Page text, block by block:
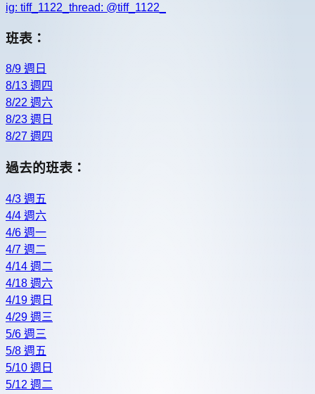
ig: tiff_1122_ thread: @tiff_1122_
班表：
8/9 週日
8/13 週四
8/22 週六
8/23 週日
8/27 週四
過去的班表：
4/3 週五
4/4 週六
4/6 週一
4/7 週二
4/14 週二
4/18 週六
4/19 週日
4/29 週三
5/6 週三
5/8 週五
5/10 週日
5/12 週二